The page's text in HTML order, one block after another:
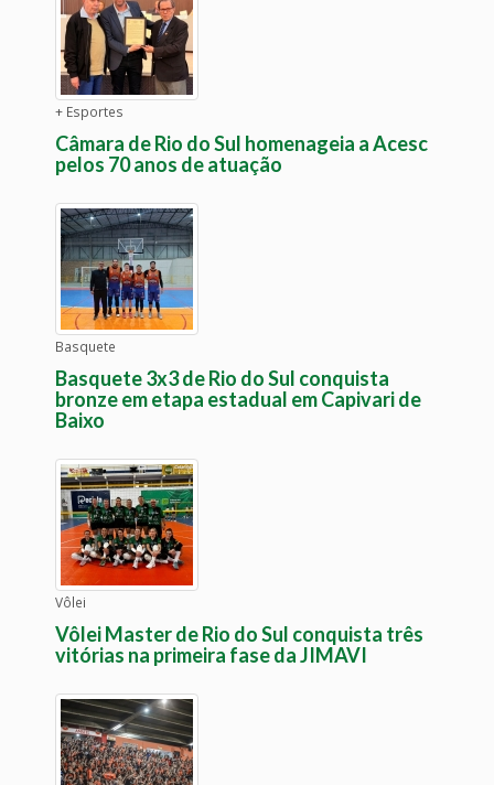
+ Esportes
Câmara de Rio do Sul homenageia a Acesc
pelos 70 anos de atuação
Basquete
Basquete 3x3 de Rio do Sul conquista
bronze em etapa estadual em Capivari de
Baixo
Vôlei
Vôlei Master de Rio do Sul conquista três
vitórias na primeira fase da JIMAVI